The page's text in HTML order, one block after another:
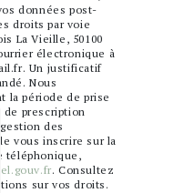
données post-
droits par voie
La Vieille, 50100
électronique à
Un justificatif
Nous
la période de prise
de prescription
des
vous inscrire sur la
téléphonique,
. Consultez
sur vos droits.